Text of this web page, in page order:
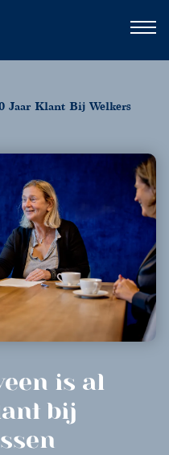
Jaar Klant Bij Welkers
is al
bij